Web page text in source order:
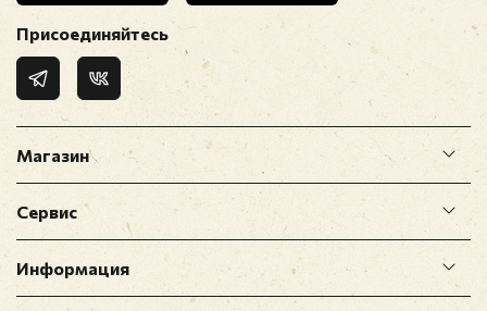
Магазин
Сервис
Информация
Присоединяйтесь